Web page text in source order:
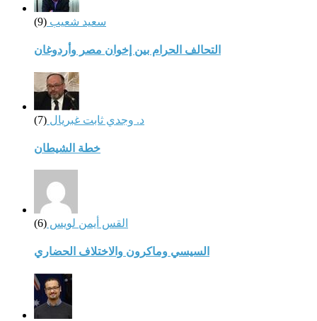
سعيد شعيب (9)
التحالف الحرام بين إخوان مصر وأردوغان
د. وجدي ثابت غبريال (7)
خطة الشيطان
القس أيمن لويس (6)
السيسي وماكرون والاختلاف الحضاري